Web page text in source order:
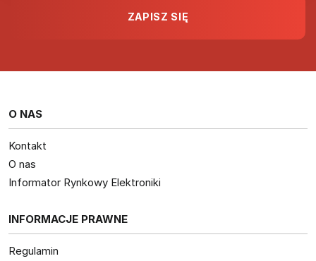
O NAS
Kontakt
O nas
Informator Rynkowy Elektroniki
INFORMACJE PRAWNE
Regulamin